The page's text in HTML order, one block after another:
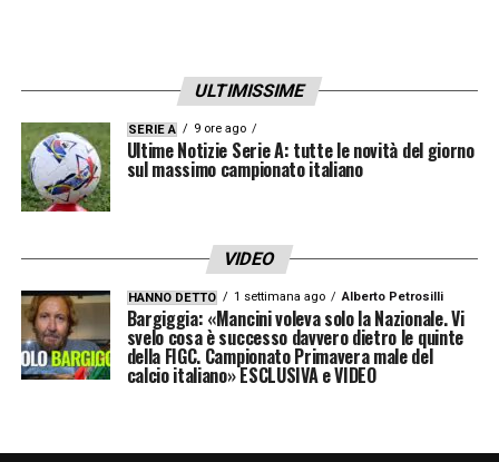
ULTIMISSIME
SERIE A 9 ore ago
Ultime Notizie Serie A: tutte le novità del giorno
sul massimo campionato italiano
VIDEO
HANNO DETTO 1 settimana ago Alberto Petrosilli
Bargiggia: «Mancini voleva solo la Nazionale. Vi
svelo cosa è successo davvero dietro le quinte
della FIGC. Campionato Primavera male del
calcio italiano» ESCLUSIVA e VIDEO